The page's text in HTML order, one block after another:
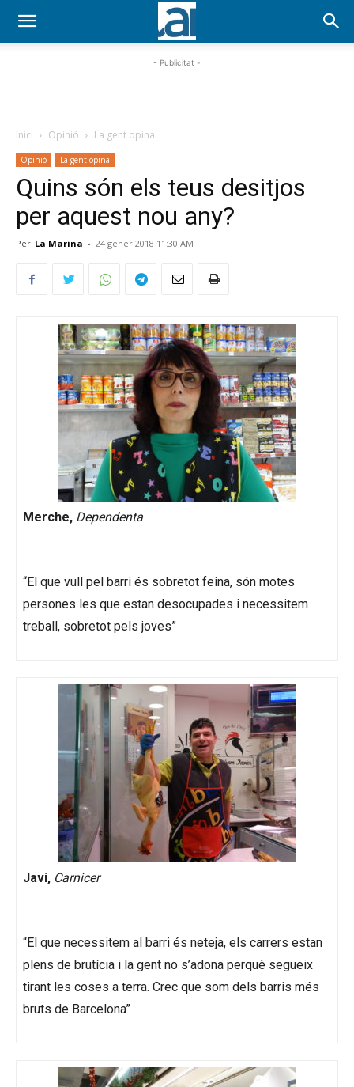
- Publicitat -
Inici Opinió La gent opina
Opinió La gent opina
Quins són els teus desitjos
per aquest nou any?
Per La Marina - 24 gener 2018 11:30 AM
Merche, Dependenta
“El que vull pel barri és sobretot feina, són motes
persones les que estan desocupades i necessitem
treball, sobretot pels joves”
Javi, Carnicer
“El que necessitem al barri és neteja, els carrers estan
plens de brutícia i la gent no s’adona perquè segueix
tirant les coses a terra. Crec que som dels barris més
bruts de Barcelona”